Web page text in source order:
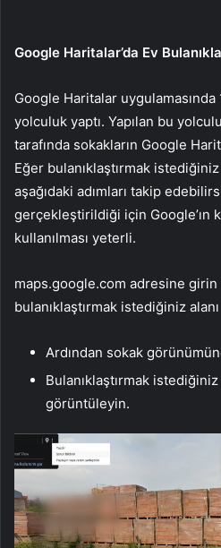
Google Haritalar’da Ev
Google Haritalar
yolculuk yaptı. Yapılan bu
tarafında sokakların Google
Eğer bulanıklaştırmak
aşağıdaki adımları takip
gerçekleştirildiği için Google’ın
kullanılması yeterli.
maps.google.com adresine girin
bulanıklaştırmak istediğiniz
Ardından sokak
Bulanıklaştırmak
görüntüleyin.